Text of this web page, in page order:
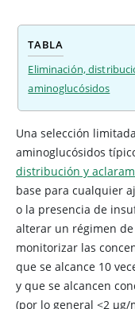
TABLA
Eliminación,
aminoglucósidos
Una selección
aminoglucósidos
distribución y
base para cualquier
o la presencia de
alterar un régimen
monitorizar las
que se alcance 10
y que se alcancen
(por lo general <2